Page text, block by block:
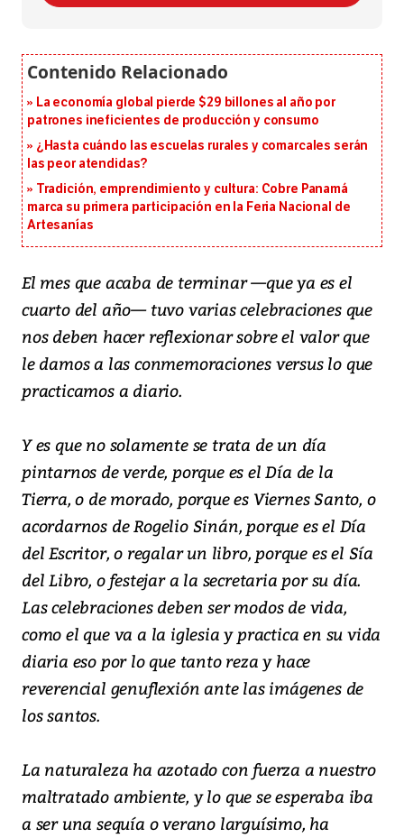
La economía global pierde $29 billones al año por
patrones ineficientes de producción y consumo
¿Hasta cuándo las escuelas rurales y comarcales serán
las peor atendidas?
Tradición, emprendimiento y cultura: Cobre Panamá
marca su primera participación en la Feria Nacional de
Artesanías
El mes que acaba de terminar —que ya es el
cuarto del año— tuvo varias celebraciones que
nos deben hacer reflexionar sobre el valor que
le damos a las conmemoraciones versus lo que
practicamos a diario.
Y es que no solamente se trata de un día
pintarnos de verde, porque es el Día de la
Tierra, o de morado, porque es Viernes Santo, o
acordarnos de Rogelio Sinán, porque es el Día
del Escritor, o regalar un libro, porque es el Sía
del Libro, o festejar a la secretaria por su día.
Las celebraciones deben ser modos de vida,
como el que va a la iglesia y practica en su vida
diaria eso por lo que tanto reza y hace
reverencial genuflexión ante las imágenes de
los santos.
La naturaleza ha azotado con fuerza a nuestro
maltratado ambiente, y lo que se esperaba iba
a ser una sequía o verano larguísimo, ha